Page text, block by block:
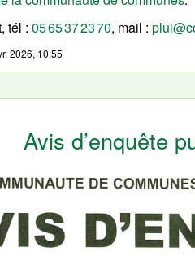
tél : 05 65 37 23 70, mail :
2026, 10:55
Avis d’enquête